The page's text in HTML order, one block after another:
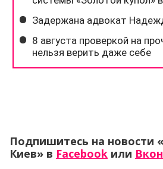
Подпишитесь на новости
Киев» в Facebook или